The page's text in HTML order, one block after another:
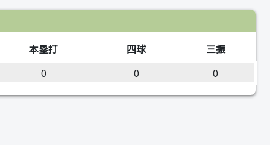
本塁打 四球
三振
0 0 0